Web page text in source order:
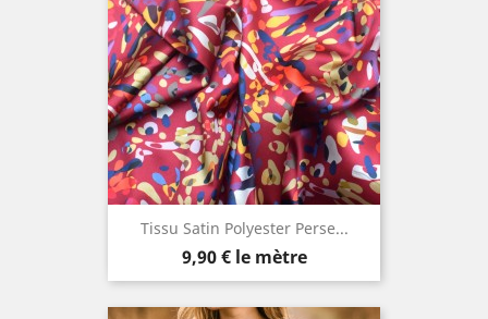
Tissu Satin Polyester Perse...
Prix
9,90 € le mètre